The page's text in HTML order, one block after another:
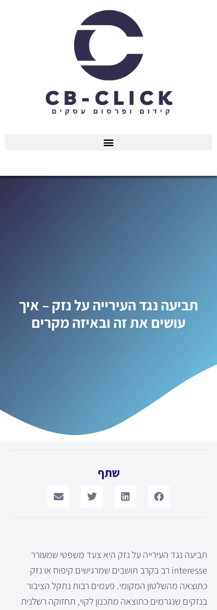
תביעה נגד העירייה על נזק – איך
עושים את זה ובאיזה מקרים
שתף
תביעה נגד העירייה על נזק היא צעד משפטי שמעורר
interesse רב בקרב תושבים שמרגישים קיפוח או נזק
כתוצאה מהשלטון המקומי. פעמים רבות נתקל הציבור
בנזקים שנגרמים כתוצאה מתכנון לקוי, תחזוקה רשלנית